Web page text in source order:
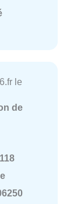
le
de
118